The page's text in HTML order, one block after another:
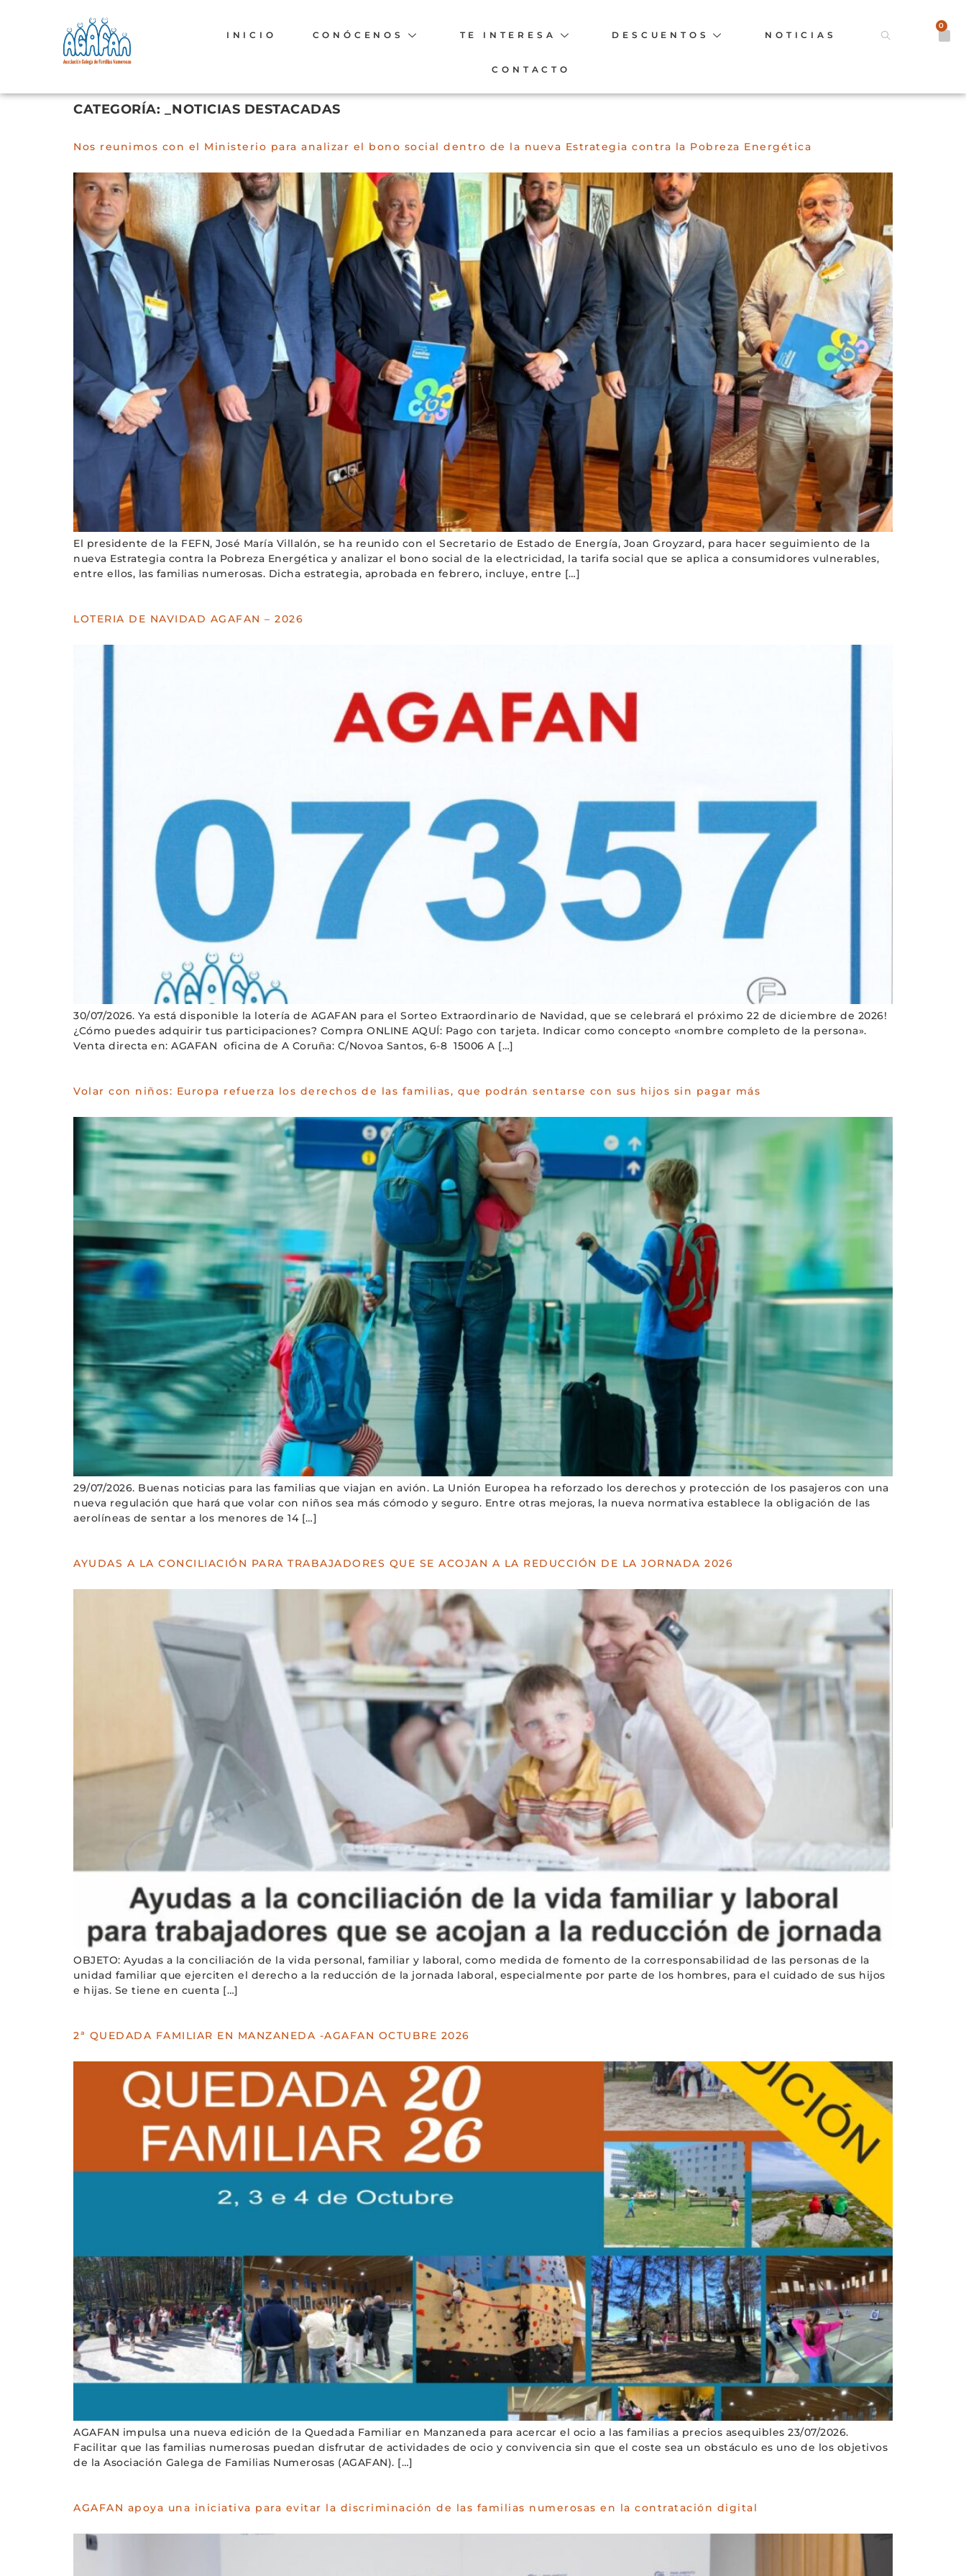
INICIO CONÓCENOS TE INTERESA DESCUENTOS NOTICIAS
CONTACTO
0
CATEGORÍA: _NOTICIAS DESTACADAS
Nos reunimos con el Ministerio para analizar el bono social dentro de la nueva Estrategia contra la Pobreza Energética
El presidente de la FEFN, José María Villalón, se ha reunido con el Secretario de Estado de Energía, Joan Groyzard, para hacer seguimiento de la
nueva Estrategia contra la Pobreza Energética y analizar el bono social de la electricidad, la tarifa social que se aplica a consumidores vulnerables,
entre ellos, las familias numerosas. Dicha estrategia, aprobada en febrero, incluye, entre […]
LOTERIA DE NAVIDAD AGAFAN – 2026
30/07/2026. Ya está disponible la lotería de AGAFAN para el Sorteo Extraordinario de Navidad, que se celebrará el próximo 22 de diciembre de 2026!
¿Cómo puedes adquirir tus participaciones? Compra ONLINE AQUÍ: Pago con tarjeta. Indicar como concepto «nombre completo de la persona».
Venta directa en: AGAFAN oficina de A Coruña: C/Novoa Santos, 6-8 15006 A […]
Volar con niños: Europa refuerza los derechos de las familias, que podrán sentarse con sus hijos sin pagar más
29/07/2026. Buenas noticias para las familias que viajan en avión. La Unión Europea ha reforzado los derechos y protección de los pasajeros con una
nueva regulación que hará que volar con niños sea más cómodo y seguro. Entre otras mejoras, la nueva normativa establece la obligación de las
aerolíneas de sentar a los menores de 14 […]
AYUDAS A LA CONCILIACIÓN PARA TRABAJADORES QUE SE ACOJAN A LA REDUCCIÓN DE LA JORNADA 2026
OBJETO: Ayudas a la conciliación de la vida personal, familiar y laboral, como medida de fomento de la corresponsabilidad de las personas de la
unidad familiar que ejerciten el derecho a la reducción de la jornada laboral, especialmente por parte de los hombres, para el cuidado de sus hijos
e hijas. Se tiene en cuenta […]
2ª QUEDADA FAMILIAR EN MANZANEDA -AGAFAN OCTUBRE 2026
AGAFAN impulsa una nueva edición de la Quedada Familiar en Manzaneda para acercar el ocio a las familias a precios asequibles 23/07/2026.
Facilitar que las familias numerosas puedan disfrutar de actividades de ocio y convivencia sin que el coste sea un obstáculo es uno de los objetivos
de la Asociación Galega de Familias Numerosas (AGAFAN). […]
AGAFAN apoya una iniciativa para evitar la discriminación de las familias numerosas en la contratación digital